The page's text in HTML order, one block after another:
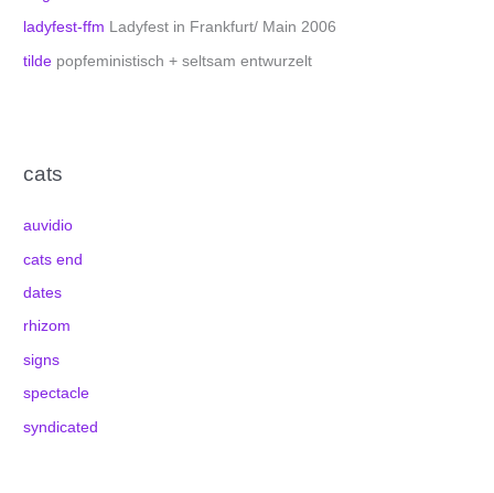
ladyfest-ffm Ladyfest in Frankfurt/ Main 2006
tilde popfeministisch + seltsam entwurzelt
cats
auvidio
cats end
dates
rhizom
signs
spectacle
syndicated